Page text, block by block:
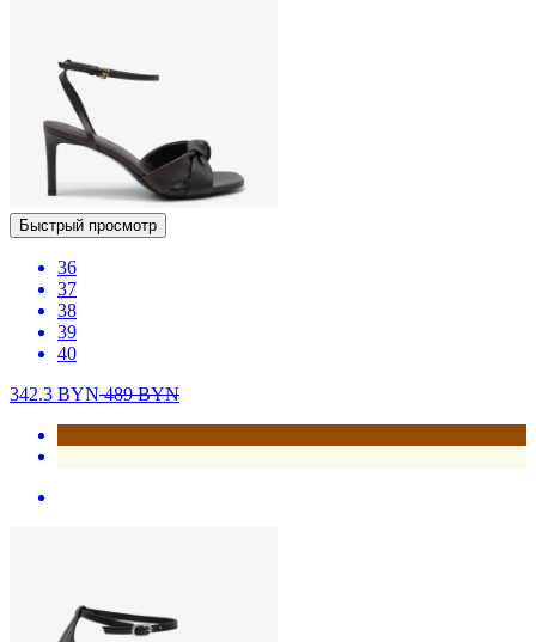
Быстрый просмотр
36
37
38
39
40
342.3 BYN489BYN